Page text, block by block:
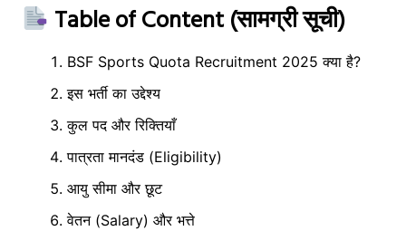
Table of Content (सामग्री सूची)
BSF Sports Quota Recruitment 2025 क्या है?
इस भर्ती का उद्देश्य
कुल पद और रिक्तियाँ
पात्रता मानदंड (Eligibility)
आयु सीमा और छूट
वेतन (Salary) और भत्ते